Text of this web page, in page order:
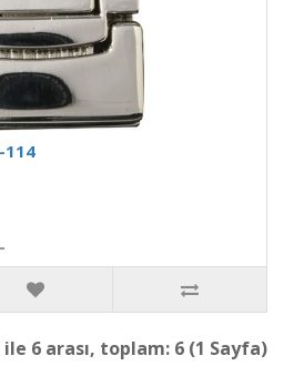
114
6 arası, toplam: 6 (1 Sayfa)